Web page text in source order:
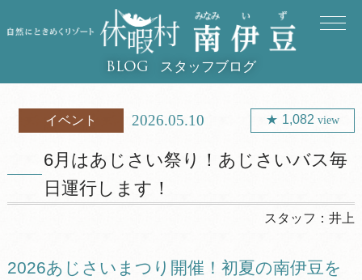
BLOG スタッフブログ
イベント 2026.05.10 1,082view
6月はあじさい祭り！あじさいバス毎
日運行します！
スタッフ：井上
2026あじさいまつり開催！初夏の南伊豆を